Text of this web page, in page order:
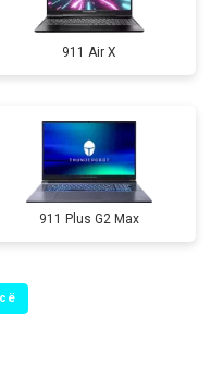
911 Air X
911 Plus G2 Max